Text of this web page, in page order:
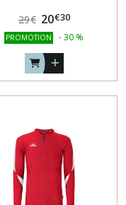
29€ 20€30
PROMOTION -30 %